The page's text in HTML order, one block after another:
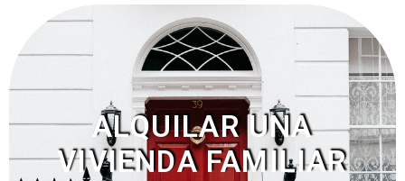
ALQUILAR UNA
VIVIENDA FAMILIAR